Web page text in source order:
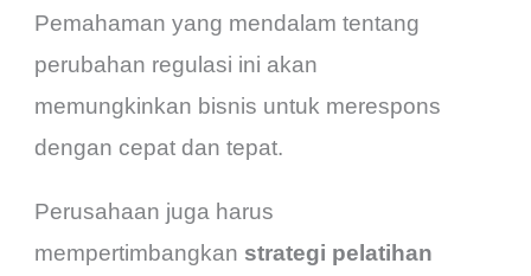
Pemahaman yang mendalam tentang
perubahan regulasi ini akan
memungkinkan bisnis untuk merespons
dengan cepat dan tepat.
Perusahaan juga harus
mempertimbangkan strategi pelatihan